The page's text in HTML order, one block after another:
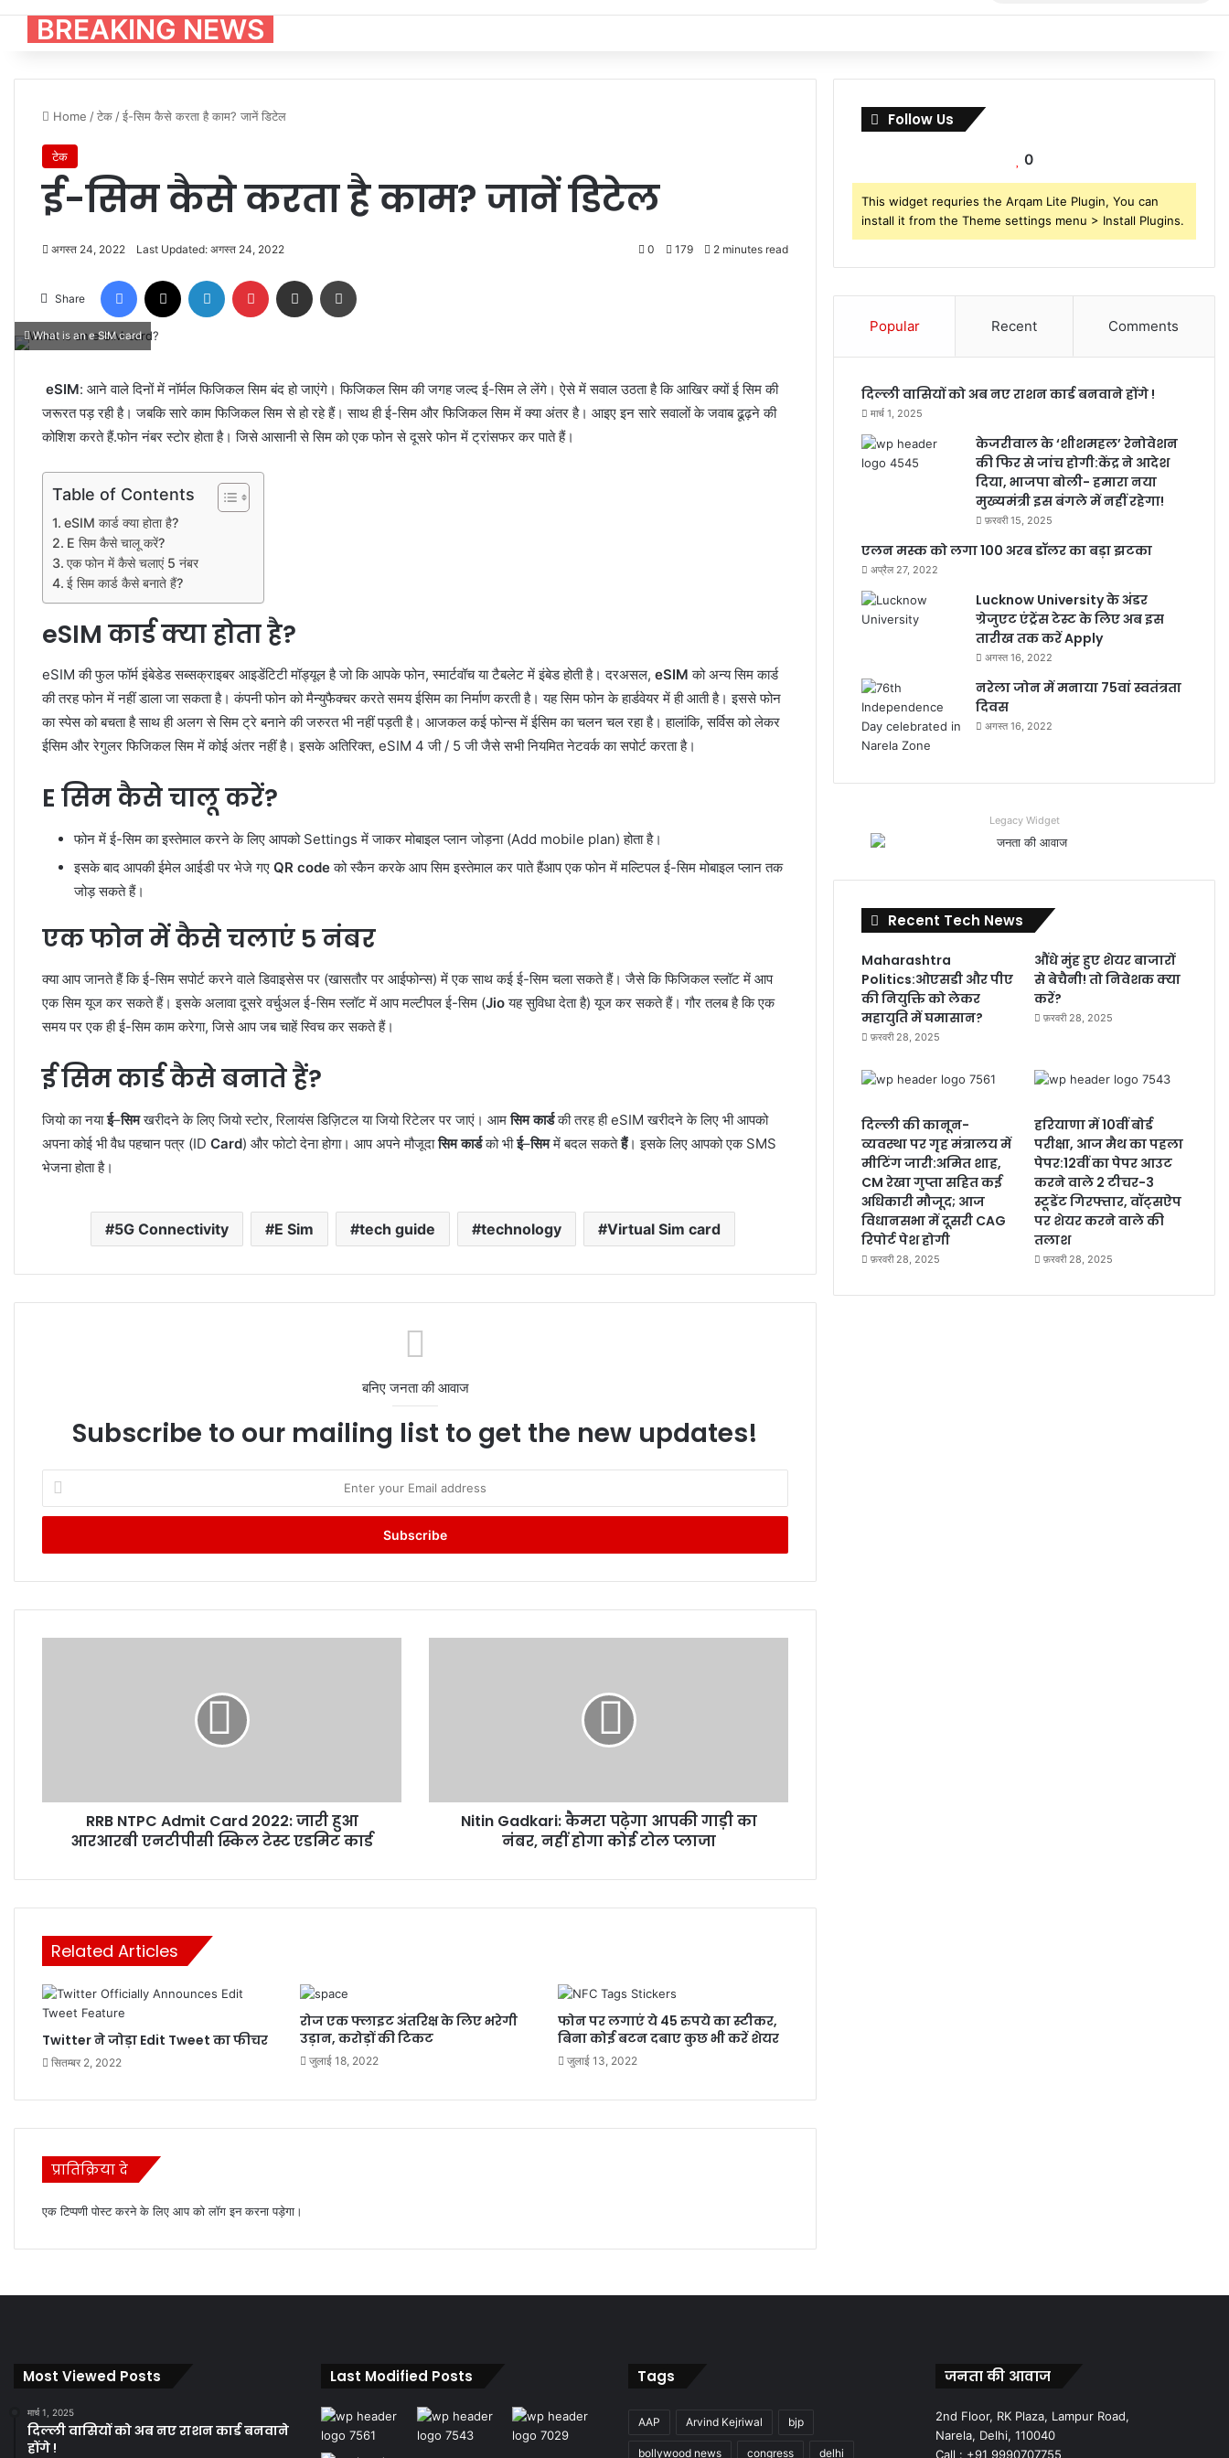
for
BREAKING NEWS
Home /टेक /ई-सिम कैसे करता है काम? जानें डिटेल
टेक
ई-सिम कैसे करता है काम? जानें डिटेल
अगस्त 24, 2022 Last Updated: अगस्त 24, 2022 0 179 2 minutes read
Share
Facebook LinkedIn Pinterest Share via Email
What is an e SIM card
eSIM: आने वाले दिनों में नॉर्मल फिजिकल सिम बंद हो जाएंगे। फिजिकल सिम की जगह जल्द ई-सिम ले लेंगे। ऐसे में सवाल उठता है कि आखिर क्यों ई सिम की
जरूरत पड़ रही है। जबकि सारे काम फिजिकल सिम से हो रहे हैं। साथ ही ई-सिम और फिजिकल सिम में क्या अंतर है। आइए इन सारे सवालों के जवाब ढूढ़ने की
कोशिश करते हैं.फोन नंबर स्टोर होता है। जिसे आसानी से सिम को एक फोन से दूसरे फोन में ट्रांसफर कर पाते हैं।
Table of Contents
eSIM कार्ड क्या होता है?
E सिम कैसे चालू करें?
एक फोन में कैसे चलाएं 5 नंबर
ई सिम कार्ड कैसे बनाते हैं?
eSIM कार्ड क्या होता है?
eSIM की फुल फॉर्म इंबेडेड सब्सक्राइबर आइडेंटिटी मॉड्यूल है जो कि आपके फोन, स्मार्टवॉच या टैबलेट में इंबेड होती है। दरअसल, eSIMको अन्य सिम कार्ड
की तरह फोन में नहीं डाला जा सकता है। कंपनी फोन को मैन्युफैक्चर करते समय ईसिम का निर्माण करती है। यह सिम फोन के हार्डवेयर में ही आती है। इससे फोन
का स्पेस को बचता है साथ ही अलग से सिम ट्रे बनाने की जरुरत भी नहीं पड़ती है। आजकल कई फोन्स में ईसिम का चलन चल रहा है। हालांकि, सर्विस को लेकर
ईसिम और रेगुलर फिजिकल सिम में कोई अंतर नहीं है। इसके अतिरिक्त, eSIM 4 जी / 5 जी जैसे सभी नियमित नेटवर्क का सपोर्ट करता है।
E सिम कैसे चालू करें?
फोन में ई-सिम का इस्तेमाल करने के लिए आपको Settings में जाकर मोबाइल प्लान जोड़ना (Add mobile plan) होता है।
इसके बाद आपकी ईमेल आईडी पर भेजे गए QR codeको स्कैन करके आप सिम इस्तेमाल कर पाते हैंआप एक फोन में मल्टिपल ई-सिम मोबाइल प्लान तक
जोड़ सकते हैं।
एक फोन में कैसे चलाएं 5 नंबर
क्या आप जानते हैं कि ई-सिम सपोर्ट करने वाले डिवाइसेस पर (खासतौर पर आईफोन्स) में एक साथ कई ई-सिम चला सकते हैं। जैसे कि फिजिकल स्लॉट में आप
एक सिम यूज कर सकते हैं। इसके अलावा दूसरे वर्चुअल ई-सिम स्लॉट में आप मल्टीपल ई-सिम (Jioयह सुविधा देता है) यूज कर सकते हैं। गौर तलब है कि एक
समय पर एक ही ई-सिम काम करेगा, जिसे आप जब चाहें स्विच कर सकते हैं।
ई सिम कार्ड कैसे बनाते हैं?
जियो का नयाई–सिमखरीदने के लिए जियो स्टोर, रिलायंस डिज़िटल या जियो रिटेलर पर जाएं। आमसिम कार्डकी तरह ही eSIM खरीदने के लिए भी आपको
अपना कोई भी वैध पहचान पत्र (ID Card) और फोटो देना होगा। आप अपने मौजूदासिम कार्डको भीई–सिममें बदल सकतेहैं। इसके लिए आपको एक SMS
भेजना होता है।
5G Connectivity E Sim tech guide technology Virtual Sim card
बनिए जनता की आवाज
Subscribe to our mailing list to get the new updates!
your
Email
एनटीपीसी
कार्ड
RRB NTPC Admit Card 2022: जारी हुआ
आरआरबी एनटीपीसी स्किल टेस्ट एडमिट कार्ड
नहीं
प्लाजा
Nitin Gadkari: कैमरा पढ़ेगा आपकी गाड़ी का
नंबर, नहीं होगा कोई टोल प्लाजा
Related Articles
Twitter ने जोड़ा Edit Tweet का फीचर
सितम्बर 2, 2022
रोज एक फ्लाइट अंतरिक्ष के लिए भरेगी
उड़ान, करोड़ों की टिकट
जुलाई 18, 2022
फोन पर लगाएं ये 45 रुपये का स्टीकर,
बिना कोई बटन दबाए कुछ भी करें शेयर
जुलाई 13, 2022
प्रातिक्रिया दे
एक टिप्पणी पोस्ट करने के लिए आप कोलॉग इनकरना पड़ेगा।
Follow Us
0
This widget requries the Arqam Lite Plugin, You can
install it from the Theme settings menu > Install Plugins.
Popular Recent Comments
दिल्ली वासियों को अब नए राशन कार्ड बनवाने होंगे !
मार्च 1, 2025
केजरीवाल के ‘शीशमहल’ रेनोवेशन
की फिर से जांच होगी:केंद्र ने आदेश
दिया, भाजपा बोली- हमारा नया
मुख्यमंत्री इस बंगले में नहीं रहेगा!
फ़रवरी 15, 2025
एलन मस्क को लगा 100 अरब डॉलर का बड़ा झटका
अप्रैल 27, 2022
Lucknow University के अंडर
ग्रेजुएट एंट्रेंस टेस्ट के लिए अब इस
तारीख तक करें Apply
अगस्त 16, 2022
नरेला जोन में मनाया 75वां स्वतंत्रता
दिवस
अगस्त 16, 2022
Legacy Widget
Recent Tech News
Maharashtra
Politics:ओएसडी और पीए
की नियुक्ति को लेकर
महायुति में घमासान?
फ़रवरी 28, 2025
औंधे मुंह हुए शेयर बाजारों
से बेचैनी! तो निवेशक क्या
करें?
फ़रवरी 28, 2025
दिल्ली की कानून-
व्यवस्था पर गृह मंत्रालय में
मीटिंग जारी:अमित शाह,
CM रेखा गुप्ता सहित कई
अधिकारी मौजूद; आज
विधानसभा में दूसरी CAG
रिपोर्ट पेश होगी
फ़रवरी 28, 2025
हरियाणा में 10वीं बोर्ड
परीक्षा, आज मैथ का पहला
पेपर:12वीं का पेपर आउट
करने वाले 2 टीचर-3
स्टूडेंट गिरफ्तार, वॉट्सऐप
पर शेयर करने वाले की
तलाश
फ़रवरी 28, 2025
Most Viewed Posts
मार्च 1, 2025
दिल्ली वासियों को अब नए राशन कार्ड बनवाने
होंगे !
Last Modified Posts Tags
AAP Arvind Kejriwal bjp
bollywood news congress delhi
जनता की आवाज
2nd Floor, RK Plaza, Lampur Road,
Narela, Delhi, 110040
Call : +91 9990707755